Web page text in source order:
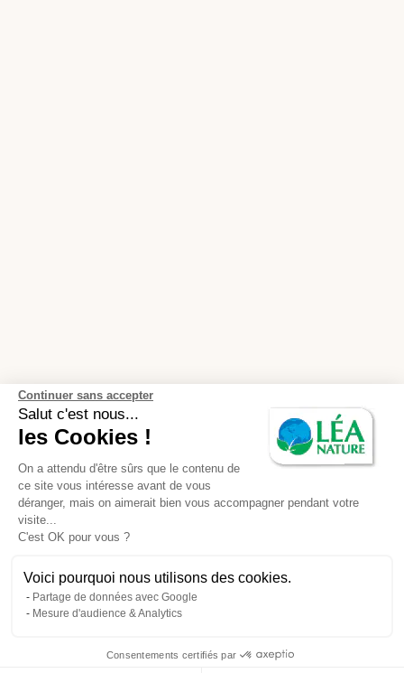
Continuer sans accepter
Salut c'est nous...
les Cookies !
On a attendu d'être sûrs que le contenu de
ce site vous intéresse avant de vous
déranger, mais on aimerait bien vous accompagner pendant votre
visite...
C'est OK pour vous ?
Voici pourquoi nous utilisons des cookies.
Partage de données avec Google
Mesure d'audience & Analytics
Consentements certifiés par